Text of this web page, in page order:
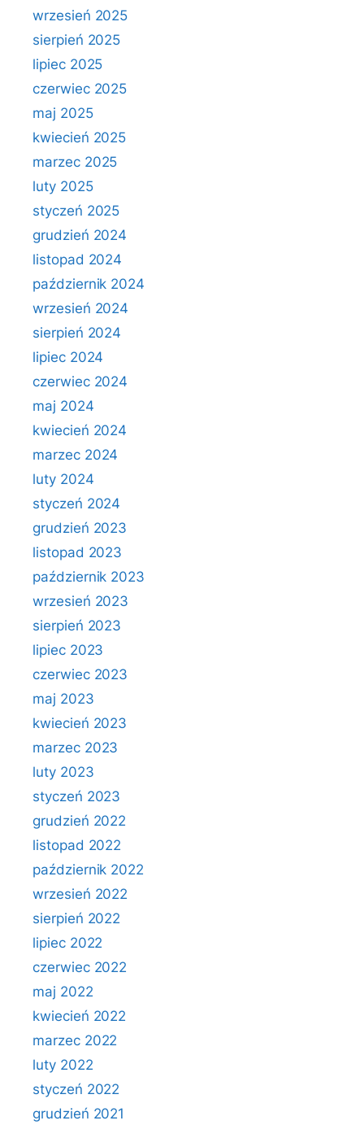
wrzesień 2025
sierpień 2025
lipiec 2025
czerwiec 2025
maj 2025
kwiecień 2025
marzec 2025
luty 2025
styczeń 2025
grudzień 2024
listopad 2024
październik 2024
wrzesień 2024
sierpień 2024
lipiec 2024
czerwiec 2024
maj 2024
kwiecień 2024
marzec 2024
luty 2024
styczeń 2024
grudzień 2023
listopad 2023
październik 2023
wrzesień 2023
sierpień 2023
lipiec 2023
czerwiec 2023
maj 2023
kwiecień 2023
marzec 2023
luty 2023
styczeń 2023
grudzień 2022
listopad 2022
październik 2022
wrzesień 2022
sierpień 2022
lipiec 2022
czerwiec 2022
maj 2022
kwiecień 2022
marzec 2022
luty 2022
styczeń 2022
grudzień 2021